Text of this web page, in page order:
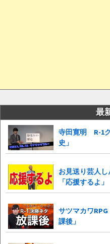
最
寺田寛明 R-1
史」
お見送り芸人
「応援するよ」
サツマカワ
課後」